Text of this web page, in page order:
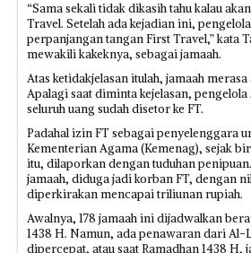
“Sama sekali tidak dikasih tahu kalau
Travel. Setelah ada kejadian ini,
perpanjangan tangan First Travel,” kata
mewakili kakeknya, sebagai jamaah.
Atas ketidakjelasan itulah, jamaah
Apalagi saat diminta kejelasan,
seluruh uang sudah disetor ke FT.
Padahal izin FT sebagai penyelenggara
Kementerian Agama (Kemenag), sejak
itu, dilaporkan dengan tuduhan
jamaah, diduga jadi korban FT, dengan
diperkirakan mencapai triliunan rupiah.
Awalnya, 178 jamaah ini dijadwalkan
1438 H. Namun, ada penawaran dari
dipercepat, atau saat Ramadhan 1438 H,